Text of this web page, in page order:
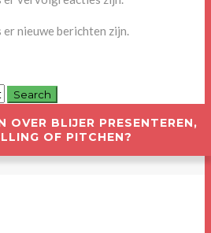
er nieuwe berichten zijn.
OVER BLIJER PRESENTEREN,
OF PITCHEN?